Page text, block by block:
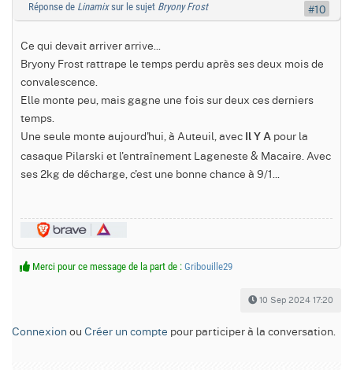
Réponse de Linamixsur le sujet Bryony Frost
Ce qui devait arriver arrive...
Bryony Frost rattrape le temps perdu après ses deux mois de
convalescence.
Elle monte peu, mais gagne une fois sur deux ces derniers
temps.
Une seule monte aujourd'hui, à Auteuil, avec Il Y A pour la
casaque Pilarski et l'entraînement Lageneste & Macaire. Avec
ses 2kg de décharge, c'est une bonne chance à 9/1...
Merci pour ce message de la part de : Gribouille29
10 Sep 2024 17:20
#10
Connexion ou Créer un compte pour participer à la conversation.